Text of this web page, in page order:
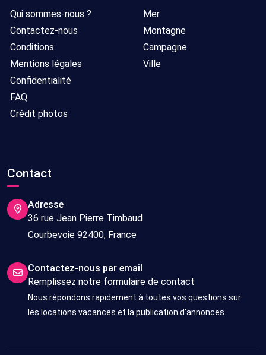
Qui sommes-nous ?
Contactez-nous
Conditions
Mentions légales
Confidentialité
FAQ
Crédit photos
Mer
Montagne
Campagne
Ville
Contact
Adresse
36 rue Jean Pierre Timbaud
Courbevoie 92400, France
Contactez-nous par email
Remplissez notre formulaire de contact
Nous répondons rapidement à toutes vos questions sur
les locations vacances et la publication d’annonces.